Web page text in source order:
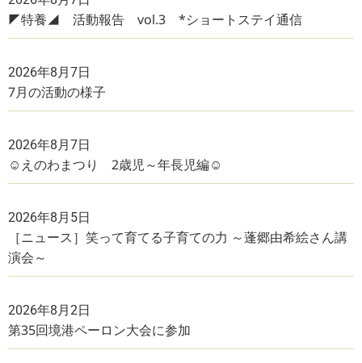
◤特養◢ 活動報告 vol.3 *ショートステイ通信
2026年8月7日
7月の活動の様子
2026年8月7日
☺えのわまつり 2歳児～年長児編☺
2026年8月5日
［ニュース］笑って育てる子育ての力 ～蓬郷由希絵さん講
演会～
2026年8月2日
第35回境港ペーロン大会に参加